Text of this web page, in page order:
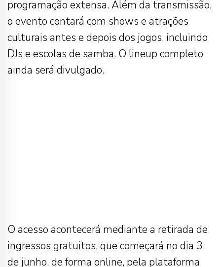
programação extensa. Além da transmissão,
o evento contará com shows e atrações
culturais antes e depois dos jogos, incluindo
DJs e escolas de samba. O lineup completo
ainda será divulgado.
O acesso acontecerá mediante a retirada de
ingressos gratuitos, que começará no dia 3
de junho, de forma online, pela plataforma